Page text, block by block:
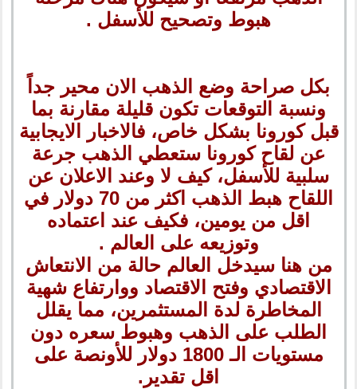
هبوط وتصحيح للأسفل .
بكل صراحة وضع الذهب الان محير جداً
ونسبة التوقعات تكون قليلة مقارنة بما
قبل كورونا بشكل خاص، فالاخبار الايجابية
عن لقاح كورونا ستعطي الذهب جرعة
سلبية للأسفل، كيف لا وعند الاعلان عن
اللقاح هبط الذهب اكثر من 70 دولار في
اقل من يومين، فكيف عند اعتماده
وتوزيعه على العالم .
من هنا سيدخل العالم حالة من الانتعاش
الاقتصادي وفتح الاقتصاد ووارتفاع شهية
المخاطرة لدة المستثمرين، مما يقلل
الطلب على الذهب وهبوط سعره دون
مستويات الـ 1800 دولار للأونصة على
اقل تقدير.